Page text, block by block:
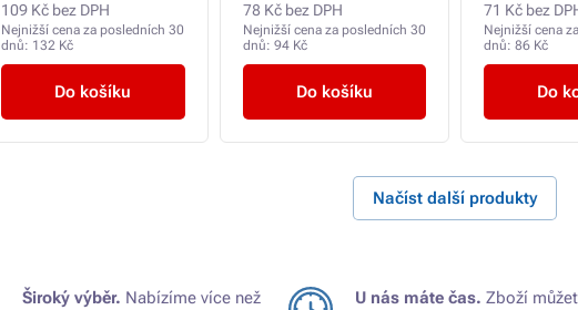
109 Kč bez DPH
Nejnižší cena za posledních 30
dnů: 132 Kč
Do košíku
78 Kč bez DPH
Nejnižší cena za posledních 30
dnů: 94 Kč
Do košíku
71 Kč bez
Nejnižší cena
dnů: 86 Kč
Do
Načíst další produkty
Široký výběr. Nabízíme více než U nás máte čas. Zboží